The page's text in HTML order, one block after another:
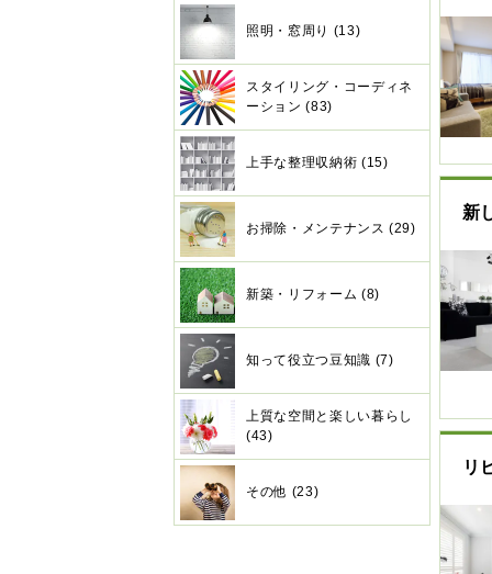
新
リ
照明・窓周り (13)
スタイリング・コーディネ
ーション (83)
上手な整理収納術 (15)
お掃除・メンテナンス (29)
新築・リフォーム (8)
知って役立つ豆知識 (7)
上質な空間と楽しい暮らし
(43)
その他 (23)